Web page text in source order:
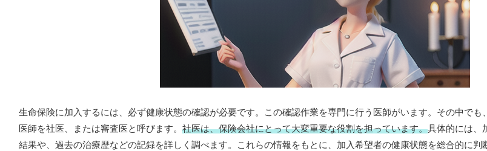
生命保険に加入するには、必ず健康状態の確認が必要です。この確認作業を専門に行う医師がいます。その中でも
医師を社医、または審査医と呼びます。 社医は、保険会社にとって大変重要な役割を担っています。具体的には、
結果や、過去の治療歴などの記録を詳しく調べます。これらの情報をもとに、加入希望者の健康状態を総合的に判